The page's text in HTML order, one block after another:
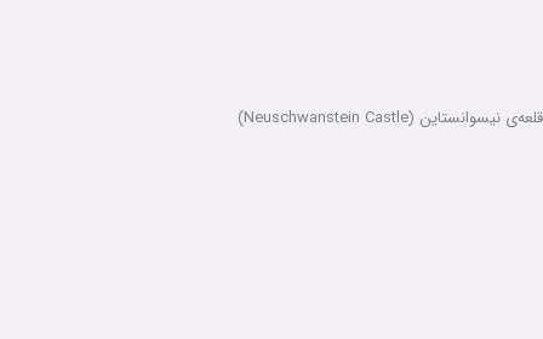
قلعه‌ی نیسوانستاین (Neuschwanstein Castle)